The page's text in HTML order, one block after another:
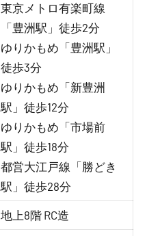
東京メトロ有楽町線
「豊洲駅」徒歩2分
ゆりかもめ「豊洲駅」
徒歩3分
ゆりかもめ「新豊洲
駅」徒歩12分
ゆりかもめ「市場前
駅」徒歩18分
都営大江戸線「勝どき
駅」徒歩28分
地上8階 RC造